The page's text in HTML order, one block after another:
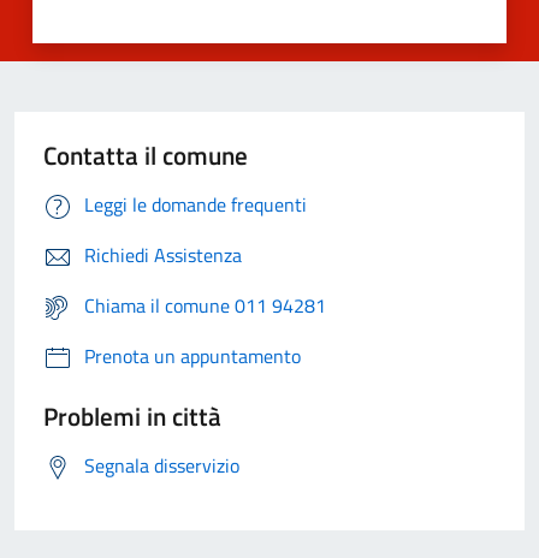
Contatta il comune
Leggi le domande frequenti
Richiedi Assistenza
Chiama il comune 011 94281
Prenota un appuntamento
Problemi in città
Segnala disservizio